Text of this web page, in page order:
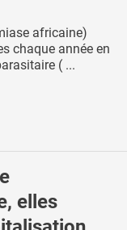
africaine)
chaque année en
( ...
elles